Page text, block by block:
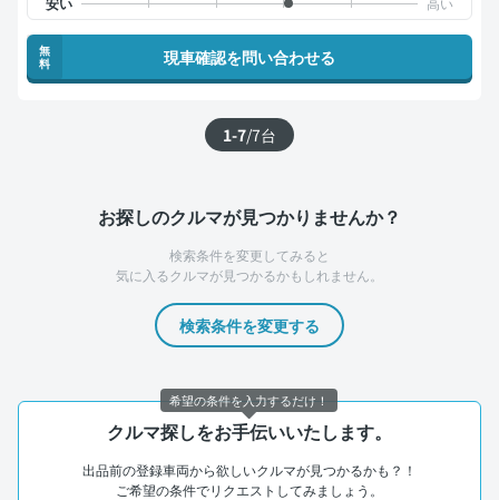
無
料
現車確認を問い合わせる
1-7/7台
お探しのクルマが見つかりませんか？
検索条件を変更してみると
気に入るクルマが見つかるかもしれません。
検索条件を変更する
クルマ探しをお手伝いいたします。
出品前の登録車両から欲しいクルマが見つかるかも？！
ご希望の条件でリクエストしてみましょう。
希望の条件を入力するだけ！